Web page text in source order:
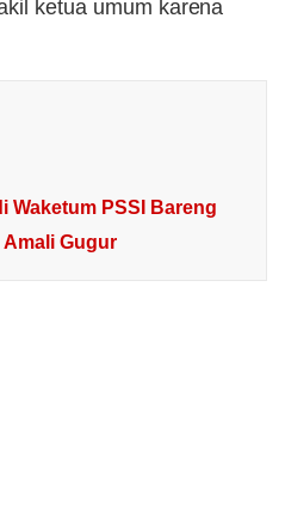
ketua umum karena
Waketum PSSI Bareng
Gugur